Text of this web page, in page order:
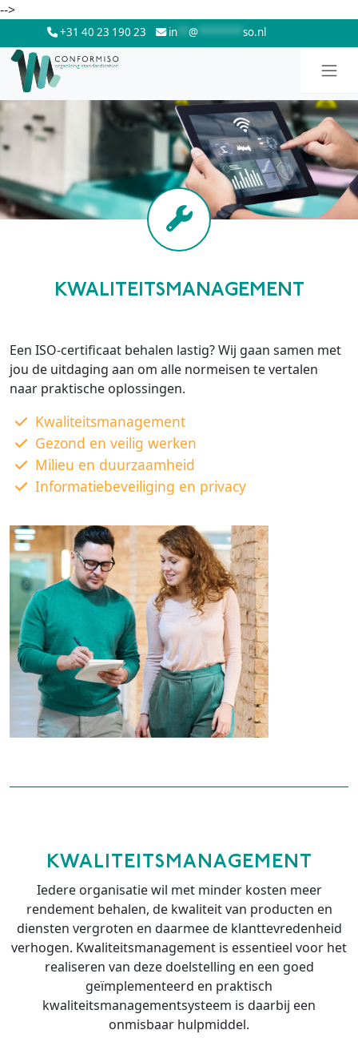
-->Skip to main content
+31 40 23 190 23 in ** @ ******** so.nl
KWALITEITSMANAGEMENT
Een ISO-certificaat behalen lastig? Wij gaan samen met
jou de uitdaging aan om alle normeisen te vertalen
naar praktische oplossingen.
Kwaliteitsmanagement
Gezond en veilig werken
Milieu en duurzaamheid
Informatiebeveiliging en privacy
KWALITEITSMANAGEMENT
Iedere organisatie wil met minder kosten meer
rendement behalen, de kwaliteit van producten en
diensten vergroten en daarmee de klanttevredenheid
verhogen. Kwaliteitsmanagement is essentieel voor het
realiseren van deze doelstelling en een goed
geïmplementeerd en praktisch
kwaliteitsmanagementsysteem is daarbij een
onmisbaar hulpmiddel.